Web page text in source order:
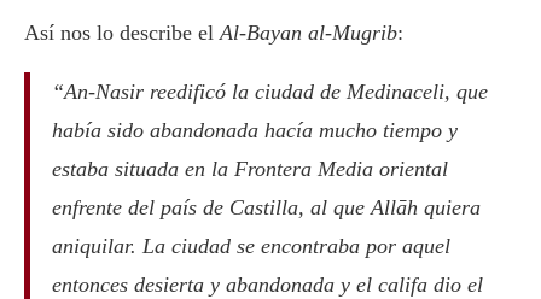
Así nos lo describe elAl-Bayan al-Mugrib:
“An-Nasir reedificó la ciudad de Medinaceli, que
había sido abandonada hacía mucho tiempo y
estaba situada en la Frontera Media oriental
enfrente del país de Castilla, al que Allāh quiera
aniquilar. La ciudad se encontraba por aquel
entonces desierta y abandonada y el califa dio el